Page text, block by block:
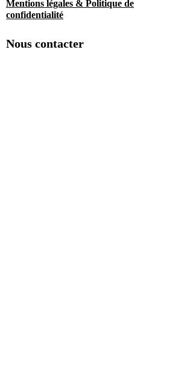
Mentions légales & Politique de
confidentialité
Nous contacter